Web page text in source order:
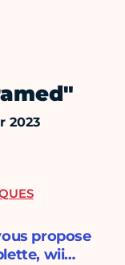
2023
propose
wii…